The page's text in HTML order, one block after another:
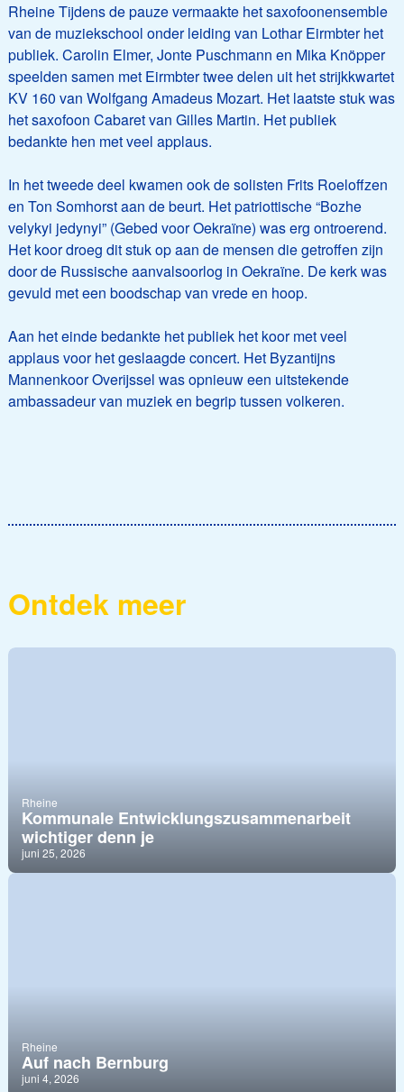
Rheine Tijdens de pauze vermaakte het saxofoonensemble
van de muziekschool onder leiding van Lothar Eirmbter het
publiek. Carolin Elmer, Jonte Puschmann en Mika Knöpper
speelden samen met Eirmbter twee delen uit het strijkkwartet
KV 160 van Wolfgang Amadeus Mozart. Het laatste stuk was
het saxofoon Cabaret van Gilles Martin. Het publiek
bedankte hen met veel applaus.
In het tweede deel kwamen ook de solisten Frits Roeloffzen
en Ton Somhorst aan de beurt. Het patriottische “Bozhe
velykyi jedynyi” (Gebed voor Oekraïne) was erg ontroerend.
Het koor droeg dit stuk op aan de mensen die getroffen zijn
door de Russische aanvalsoorlog in Oekraïne. De kerk was
gevuld met een boodschap van vrede en hoop.
Aan het einde bedankte het publiek het koor met veel
applaus voor het geslaagde concert. Het Byzantijns
Mannenkoor Overijssel was opnieuw een uitstekende
ambassadeur van muziek en begrip tussen volkeren.
Ontdek meer
Rheine
Kommunale Entwicklungszusammenarbeit
wichtiger denn je
juni 25, 2026
Rheine
Auf nach Bernburg
juni 4, 2026